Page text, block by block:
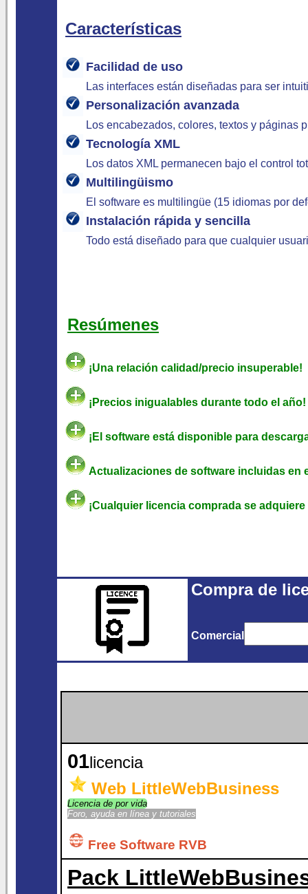
Características
Facilidad de uso
Las interfaces están diseñadas para ser
Personalización avanzada
Los encabezados, colores, textos y páginas
Tecnología XML
Los datos XML permanecen bajo el control
Multilingüismo
El software es multilingüe (15 idiomas por
Instalación rápida y sencilla
Todo está diseñado para que cualquier
Resúmenes
¡Una relación calidad/precio insuperable!
¡Precios inigualables durante todo el año!
¡El software está disponible para
Actualizaciones de software incluidas en
¡Cualquier licencia comprada se
Compra de
Comercial
01licencia
Web LittleWebBusiness
Licencia de por vida
Foro, ayuda en línea y tutoriales
Free Software RVB
Pack